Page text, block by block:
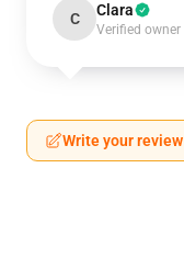
C Clara
Verified owner
Write your review